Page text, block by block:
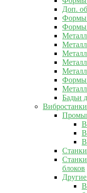
Доп.
Формы
Формы
Формы
Бадьи
блоков